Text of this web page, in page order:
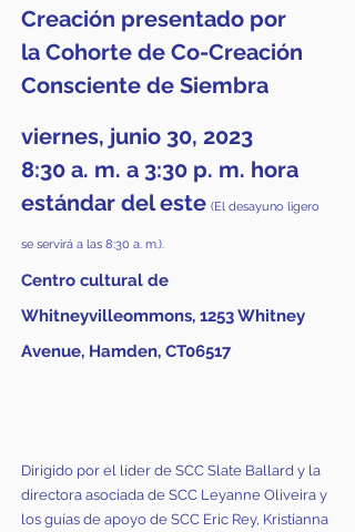
Creación presentado por
la Cohorte de Co-Creación
Consciente de Siembra
viernes, junio 30, 2023
8:30 a. m. a 3:30 p. m. hora
estándar del este (El desayuno ligero
se servirá a las 8:30 a. m.).
Centro cultural de
Whitneyvilleommons, 1253 Whitney
Avenue, Hamden, CT06517
Dirigido por el líder de SCC Slate Ballard y la
directora asociada de SCC Leyanne Oliveira y
los guías de apoyo de SCC Eric Rey, Kristianna